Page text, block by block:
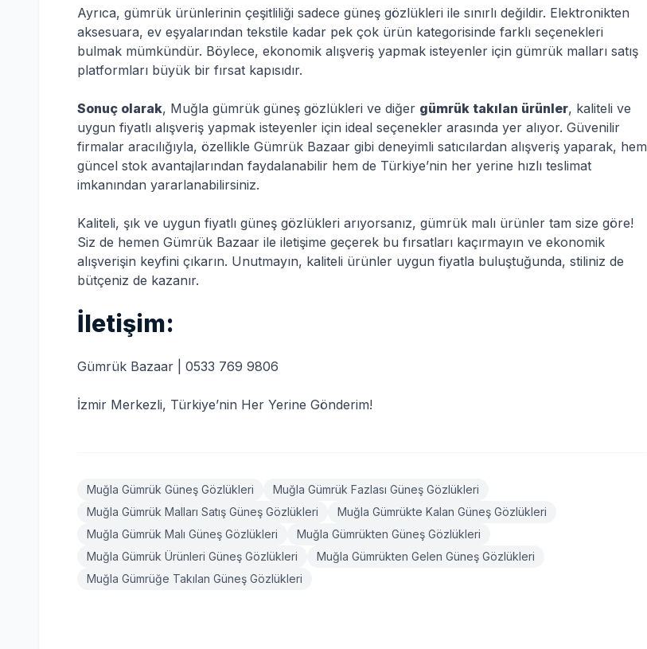
Ayrıca, gümrük ürünlerinin çeşitliliği sadece güneş gözlükleri ile sınırlı değildir. Elektronikten
aksesuara, ev eşyalarından tekstile kadar pek çok ürün kategorisinde farklı seçenekleri
bulmak mümkündür. Böylece, ekonomik alışveriş yapmak isteyenler için gümrük malları satış
platformları büyük bir fırsat kapısıdır.
Sonuç olarak, Muğla gümrük güneş gözlükleri ve diğer gümrük takılan ürünler, kaliteli ve
uygun fiyatlı alışveriş yapmak isteyenler için ideal seçenekler arasında yer alıyor. Güvenilir
firmalar aracılığıyla, özellikle Gümrük Bazaar gibi deneyimli satıcılardan alışveriş yaparak, hem
güncel stok avantajlarından faydalanabilir hem de Türkiye’nin her yerine hızlı teslimat
imkanından yararlanabilirsiniz.
Kaliteli, şık ve uygun fiyatlı güneş gözlükleri arıyorsanız, gümrük malı ürünler tam size göre!
Siz de hemen Gümrük Bazaar ile iletişime geçerek bu fırsatları kaçırmayın ve ekonomik
alışverişin keyfini çıkarın. Unutmayın, kaliteli ürünler uygun fiyatla buluştuğunda, stiliniz de
bütçeniz de kazanır.
İletişim:
Gümrük Bazaar | 0533 769 9806
İzmir Merkezli, Türkiye’nin Her Yerine Gönderim!
Muğla Gümrük Güneş Gözlükleri
Muğla Gümrük Fazlası Güneş Gözlükleri
Muğla Gümrük Malları Satış Güneş Gözlükleri
Muğla Gümrükte Kalan Güneş Gözlükleri
Muğla Gümrük Malı Güneş Gözlükleri
Muğla Gümrükten Güneş Gözlükleri
Muğla Gümrük Ürünleri Güneş Gözlükleri
Muğla Gümrükten Gelen Güneş Gözlükleri
Muğla Gümrüğe Takılan Güneş Gözlükleri